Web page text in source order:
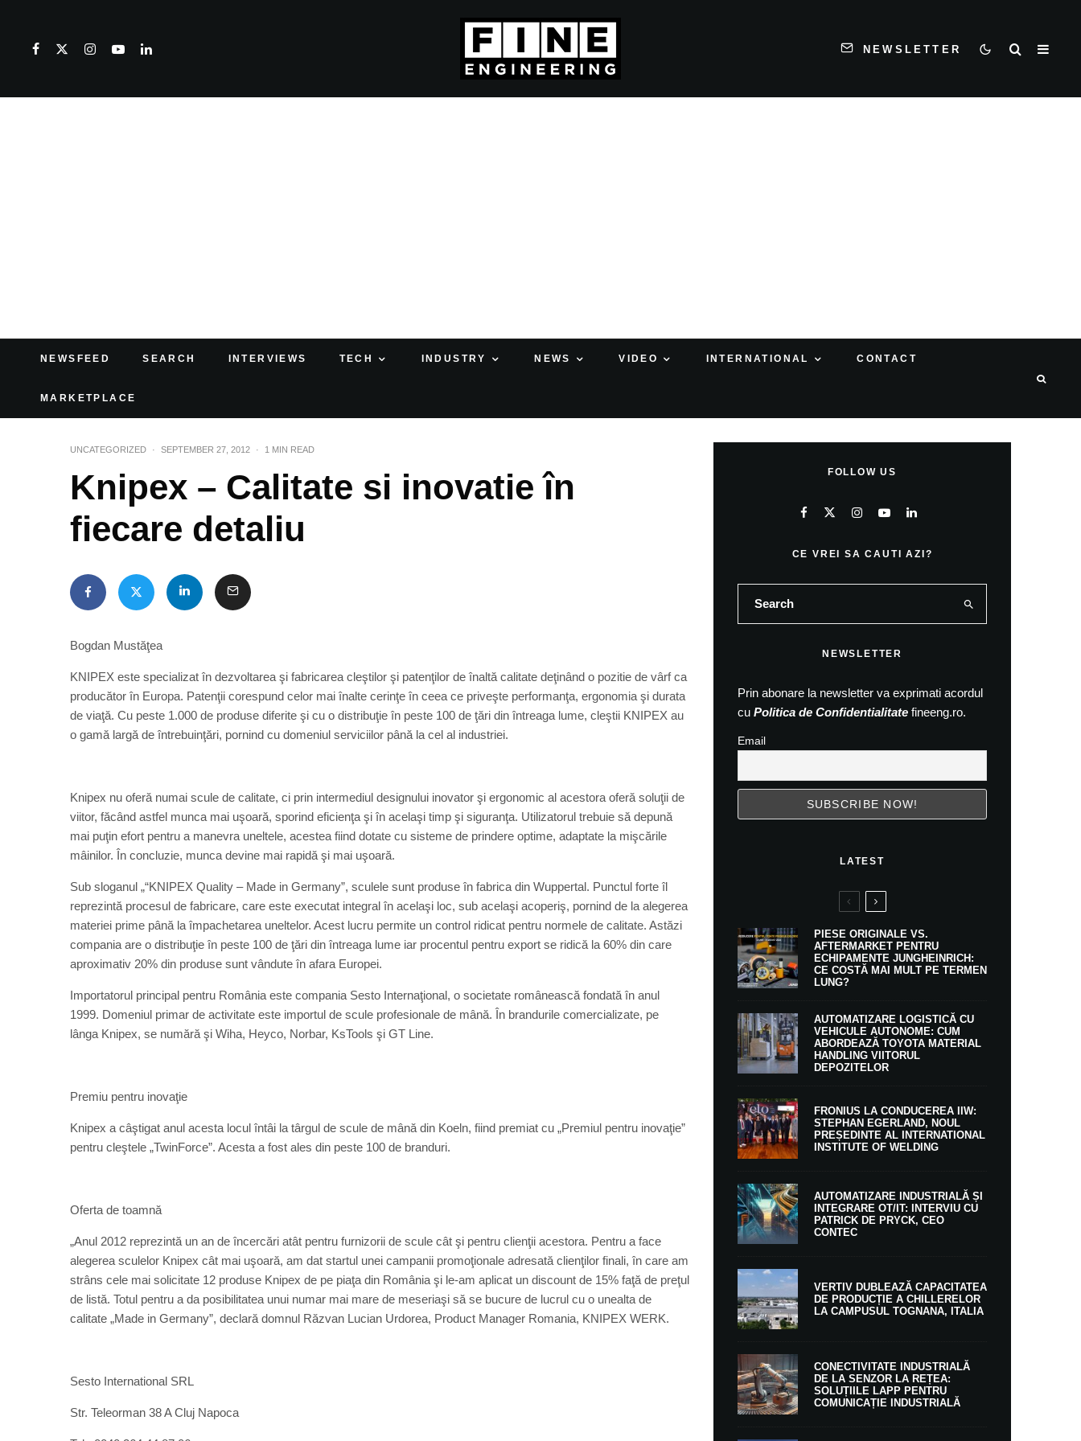
NEWSLETTER
NEWSFEED SEARCH INTERVIEWS TECH INDUSTRY NEWS VIDEO INTERNATIONAL CONTACT
MARKETPLACE
UNCATEGORIZED · SEPTEMBER 27, 2012 · 1 MIN READ
Knipex – Calitate si inovatie în
fiecare detaliu
Bogdan Mustăţea
KNIPEX este specializat în dezvoltarea şi fabricarea cleştilor şi patenţilor de înaltă calitate deţinând o pozitie de vârf ca
producător în Europa. Patenţii corespund celor mai înalte cerinţe în ceea ce priveşte performanţa, ergonomia şi durata
de viaţă. Cu peste 1.000 de produse diferite şi cu o distribuţie în peste 100 de ţări din întreaga lume, cleştii KNIPEX au
o gamă largă de întrebuinţări, pornind cu domeniul serviciilor până la cel al industriei.
Knipex nu oferă numai scule de calitate, ci prin intermediul designului inovator şi ergonomic al acestora oferă soluţii de
viitor, făcând astfel munca mai uşoară, sporind eficienţa şi în acelaşi timp şi siguranţa. Utilizatorul trebuie să depună
mai puţin efort pentru a manevra uneltele, acestea fiind dotate cu sisteme de prindere optime, adaptate la mişcările
mâinilor. În concluzie, munca devine mai rapidă şi mai uşoară.
Sub sloganul „“KNIPEX Quality – Made in Germany”, sculele sunt produse în fabrica din Wuppertal. Punctul forte îl
reprezintă procesul de fabricare, care este executat integral în acelaşi loc, sub acelaşi acoperiş, pornind de la alegerea
materiei prime până la împachetarea uneltelor. Acest lucru permite un control ridicat pentru normele de calitate. Astăzi
compania are o distribuţie în peste 100 de ţări din întreaga lume iar procentul pentru export se ridică la 60% din care
aproximativ 20% din produse sunt vândute în afara Europei.
Importatorul principal pentru România este compania Sesto Internaţional, o societate românească fondată în anul
1999. Domeniul primar de activitate este importul de scule profesionale de mână. În brandurile comercializate, pe
lânga Knipex, se numără şi Wiha, Heyco, Norbar, KsTools şi GT Line.
Premiu pentru inovaţie
Knipex a câştigat anul acesta locul întâi la târgul de scule de mână din Koeln, fiind premiat cu „Premiul pentru inovaţie”
pentru cleştele „TwinForce”. Acesta a fost ales din peste 100 de branduri.
Oferta de toamnă
„Anul 2012 reprezintă un an de încercări atât pentru furnizorii de scule cât şi pentru clienţii acestora. Pentru a face
alegerea sculelor Knipex cât mai uşoară, am dat startul unei campanii promoţionale adresată clienţilor finali, în care am
strâns cele mai solicitate 12 produse Knipex de pe piaţa din România şi le-am aplicat un discount de 15% faţă de preţul
de listă. Totul pentru a da posibilitatea unui numar mai mare de meseriaşi să se bucure de lucrul cu o unealta de
calitate „Made in Germany”, declară domnul Răzvan Lucian Urdorea, Product Manager Romania, KNIPEX WERK.
Sesto International SRL
Str. Teleorman 38 A Cluj Napoca
FOLLOW US
CE VREI SA CAUTI AZI?
NEWSLETTER
Prin abonare la newsletter va exprimati acordul
cu Politica de Confidentialitate fineeng.ro.
Email
LATEST
PIESE ORIGINALE VS.
AFTERMARKET PENTRU
ECHIPAMENTE JUNGHEINRICH:
CE COSTĂ MAI MULT PE TERMEN
LUNG?
AUTOMATIZARE LOGISTICĂ CU
VEHICULE AUTONOME: CUM
ABORDEAZĂ TOYOTA MATERIAL
HANDLING VIITORUL
DEPOZITELOR
FRONIUS LA CONDUCEREA IIW:
STEPHAN EGERLAND, NOUL
PREȘEDINTE AL INTERNATIONAL
INSTITUTE OF WELDING
AUTOMATIZARE INDUSTRIALĂ ȘI
INTEGRARE OT/IT: INTERVIU CU
PATRICK DE PRYCK, CEO
CONTEC
VERTIV DUBLEAZĂ CAPACITATEA
DE PRODUCȚIE A CHILLERELOR
LA CAMPUSUL TOGNANA, ITALIA
CONECTIVITATE INDUSTRIALĂ
DE LA SENZOR LA REȚEA:
SOLUȚIILE LAPP PENTRU
COMUNICAȚIE INDUSTRIALĂ